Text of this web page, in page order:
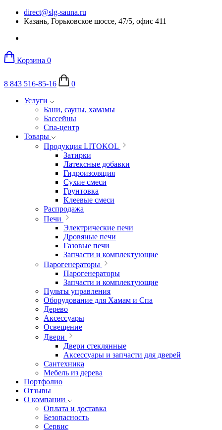
direct@slg-sauna.ru
Казань, Горьковское шоссе, 47/5, офис 411
Корзина 0
8 843 516-85-16
0
Услуги
Бани, сауны, хамамы
Бассейны
Спа-центр
Товары
Продукция LITOKOL
Затирки
Латексные добавки
Гидроизоляция
Сухие смеси
Грунтовка
Клеевые смеси
Распродажа
Печи
Электрические печи
Дровяные печи
Газовые печи
Запчасти и комплектующие
Парогенераторы
Парогенераторы
Запчасти и комплектующие
Пульты управления
Оборудование для Хамам и Спа
Дерево
Аксессуары
Освещение
Двери
Двери стеклянные
Аксессуары и запчасти для дверей
Сантехника
Мебель из дерева
Портфолио
Отзывы
О компании
Оплата и доставка
Безопасность
Сервис